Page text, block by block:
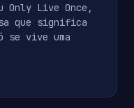
Only Live Once,
que significa
vive uma